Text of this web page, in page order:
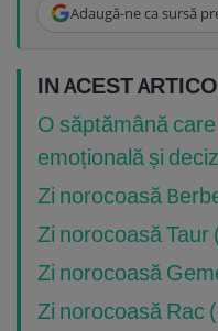
Adaugă-ne ca sursă
IN ACEST
O săptămână
emoțională și
Zi norocoasă
Zi norocoasă Taur
Zi norocoasă
Zi norocoasă Rac